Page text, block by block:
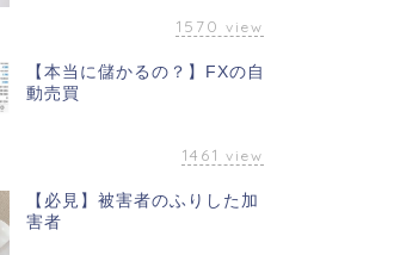
1570 view
【本当に儲かるの？】FXの自
動売買
1461 view
【必見】被害者のふりした加
害者